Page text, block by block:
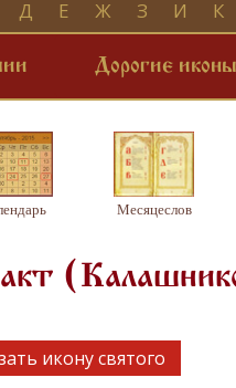
Д Е Ж З И К
Дорогие иконы
Месяцеслов
икону святого